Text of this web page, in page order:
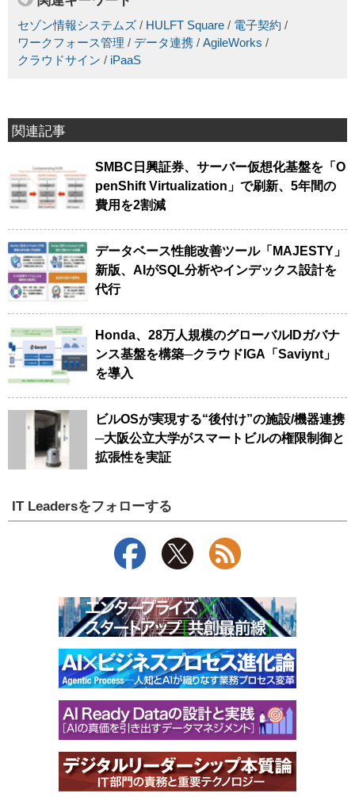
セゾン情報システムズ / HULFT Square / 電子契約 /
ワークフォース管理 / データ連携 / AgileWorks /
クラウドサイン / iPaaS
関連記事
SMBC日興証券、サーバー仮想化基盤を「O
penShift Virtualization」で刷新、5年間の
費用を2割減
データベース性能改善ツール「MAJESTY」
新版、AIがSQL分析やインデックス設計を
代行
Honda、28万人規模のグローバルIDガバナ
ンス基盤を構築─クラウドIGA「Saviynt」
を導入
ビルOSが実現する“後付け”の施設/機器連携
─大阪公立大学がスマートビルの権限制御と
拡張性を実証
IT Leadersをフォローする